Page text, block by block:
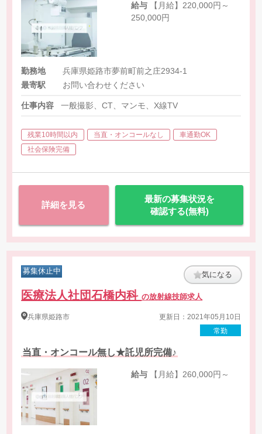
給与
250,000円
勤務地
兵庫県姫路市夢前町前之庄2934-1
最寄駅
お問い合わせください
仕事内容 一般撮影、CT、マンモ、X線TV
残業10時間以内 当直・オンコールなし
車通勤OK
社会保険完備
詳細を見る
最新の募集状況を
確認する(無料)
募集休止中 気になる
医療法人社団石橋内科の放射線技師求人
兵庫県姫路市
更新日：2021年05月10日
常勤
当直・オンコール無し★託児所完備♪
給与 【月給】260,000円～